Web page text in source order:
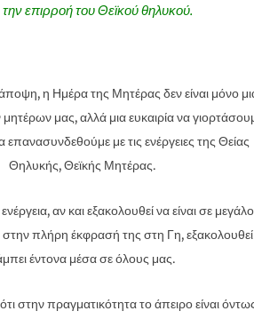
την επιρροή του Θεϊκού θηλυκού.
η Ημέρα της Μητέρας δεν είναι μόνο
μας, αλλά μια ευκαιρία να
επανασυνδεθούμε με τις ενέργειες της Θείας
Θηλυκής, Θεϊκής Μητέρας.
αν και εξακολουθεί να είναι σε μεγάλο
πλήρη έκφρασή της στη Γη,
έντονα μέσα σε όλους μας.
στην πραγματικότητα το άπειρο είναι